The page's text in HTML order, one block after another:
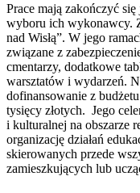
Prace mają zakończyć
wyboru ich wykonawcy.
nad Wisłą”. W jego
związane z
cmentarzy, dodatkowe
warsztatów i wydarzeń.
dofinansowanie z
tysięcy złotych. Jego
i kulturalnej na obszarze
organizację działań
skierowanych przede
zamieszkujących lub